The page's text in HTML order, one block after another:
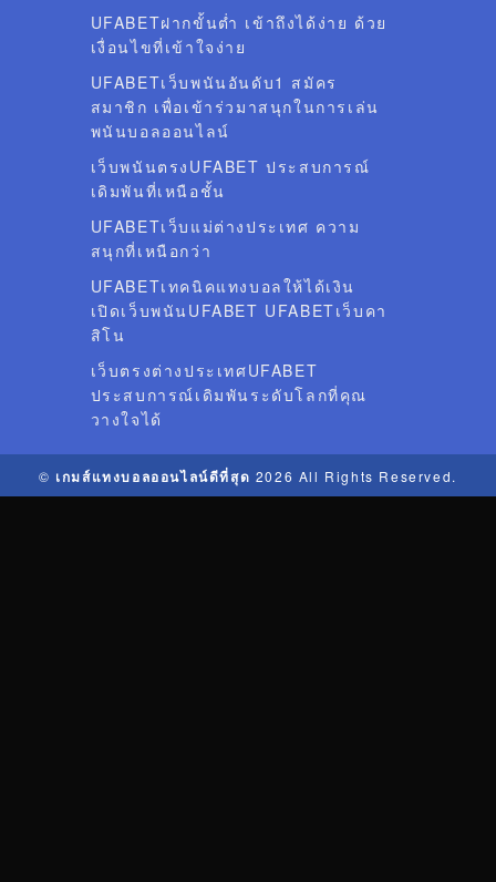
UFABETฝากขั้นต่ำ เข้าถึงได้ง่าย ด้วย
เงื่อนไขที่เข้าใจง่าย
UFABETเว็บพนันอันดับ1 สมัคร
สมาชิก เพื่อเข้าร่วมาสนุกในการเล่น
พนันบอลออนไลน์
เว็บพนันตรงUFABET ประสบการณ์
เดิมพันที่เหนือชั้น
UFABETเว็บแม่ต่างประเทศ ความ
สนุกที่เหนือกว่า
UFABETเทคนิคแทงบอลให้ได้เงิน
เปิดเว็บพนันUFABET UFABETเว็บคา
สิโน
เว็บตรงต่างประเทศUFABET
ประสบการณ์เดิมพันระดับโลกที่คุณ
วางใจได้
© เกมส์แทงบอลออนไลน์ดีที่สุด 2026 All Rights Reserved.